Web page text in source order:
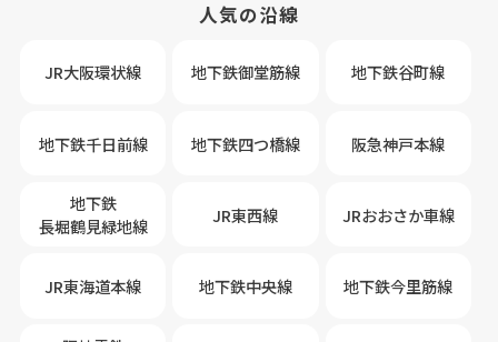
人気の沿線
JR大阪環状線 地下鉄御堂筋線 地下鉄谷町線
地下鉄千日前線 地下鉄四つ橋線 阪急神戸本線
地下鉄
長堀鶴見緑地線
JR東西線 JRおおさか車線
JR東海道本線 地下鉄中央線 地下鉄今里筋線